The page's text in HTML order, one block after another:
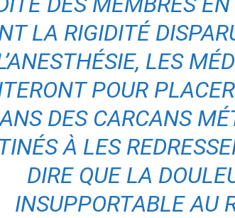
LA RIGIDITÉ
LES
POUR
DES CARCANS
À LES
DIRE QUE LA
INSUPPORTABLE AU